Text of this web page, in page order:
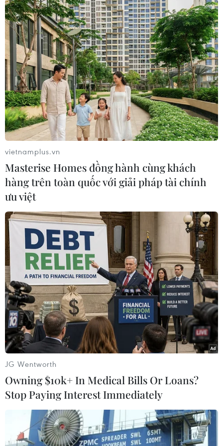
Giá vàng SJC và vàng Rồng Thăng Long từ ngày 14/2-
19/2/2020. Đơn vị: Triệu đồng
(Vietnam+)
#Giá vàng #Tỷ giá trung tâm #USD
vietnamplus.vn
Masterise Homes đồng hành cùng khách
hàng trên toàn quốc với giải pháp tài chính
ưu việt
JG Wentworth
Owning $10k+ In Medical Bills Or Loans?
Stop Paying Interest Immediately